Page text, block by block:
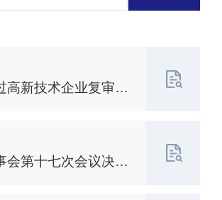
高新技术企业复审的
会第十七次会议决议